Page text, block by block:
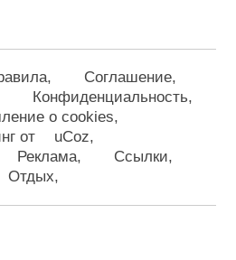
Соглашение
Конфиденциальность
о cookies
от
uCoz
Реклама
Ссылки
Отдых